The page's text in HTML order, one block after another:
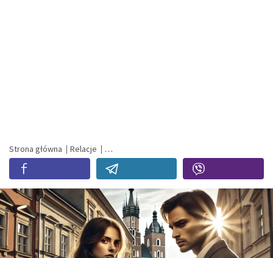
Strona główna Relacje